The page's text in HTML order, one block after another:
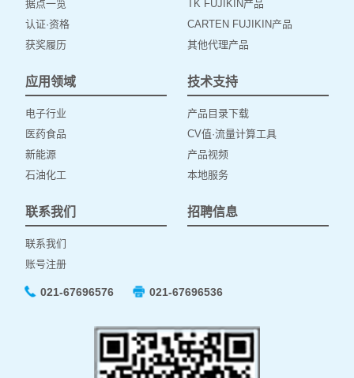
据点一览
认证·资格
获奖履历
TK FUJIKIN产品
CARTEN FUJIKIN产品
其他代理产品
应用领域
电子行业
医药食品
新能源
石油化工
技术支持
产品目录下载
CV值·流量计算工具
产品视频
本地服务
联系我们
联系我们
账号注册
招聘信息
021-67696576 021-67696536